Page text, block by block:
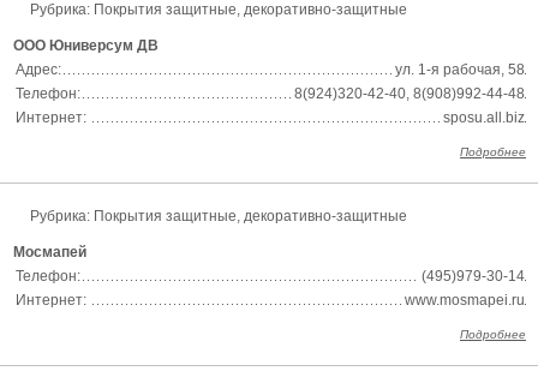
Рубрика: Покрытия защитные, декоративно-защитные
ООО Юниверсум ДВ
Адрес:
ул. 1-я рабочая, 58
Телефон:
8(924)320-42-40, 8(908)992-44-48
Интернет:
sposu.all.biz
Подробнее
Рубрика: Покрытия защитные, декоративно-защитные
Мосмапей
Телефон:
(495)979-30-14
Интернет:
www.mosmapei.ru
Подробнее